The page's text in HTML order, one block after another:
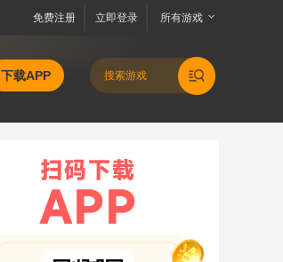
所有游戏
立即登录
免费注册
下载APP